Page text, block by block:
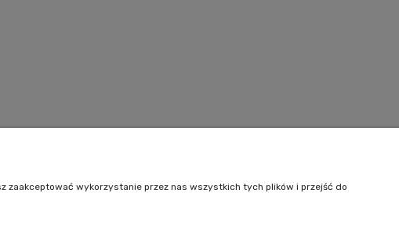
zaakceptować wykorzystanie przez nas wszystkich tych plików i przejść do